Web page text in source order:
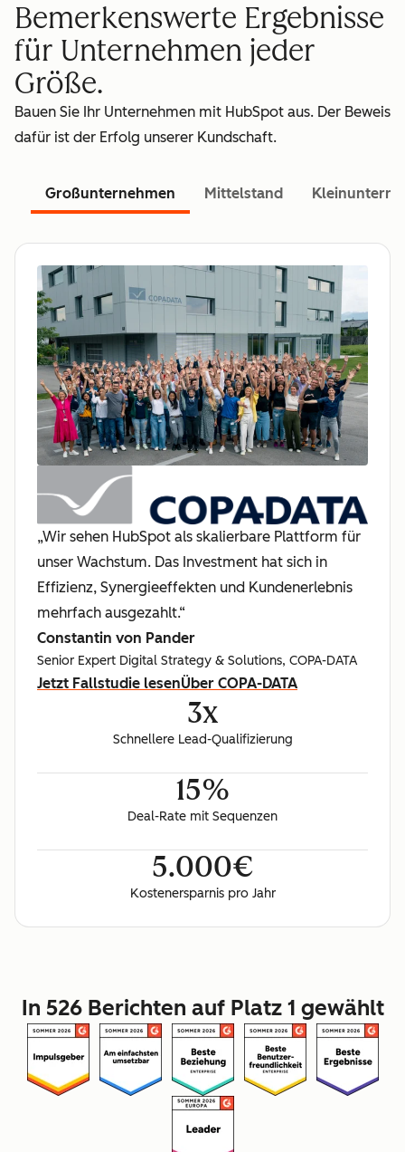
Bemerkenswerte Ergebnisse
für Unternehmen jeder
Größe.
Bauen Sie Ihr Unternehmen mit HubSpot aus. Der Beweis
dafür ist der Erfolg unserer Kundschaft.
Großunternehmen Mittelstand
„Wir sehen HubSpot als skalierbare Plattform für
unser Wachstum. Das Investment hat sich in
Effizienz, Synergieeffekten und Kundenerlebnis
mehrfach ausgezahlt.“
Constantin von Pander
Senior Expert Digital Strategy & Solutions, COPA-DATA
Jetzt Fallstudie lesenÜber COPA-DATA
3x
Schnellere Lead-Qualifizierung
15%
Deal-Rate mit Sequenzen
5.000€
Kostenersparnis pro Jahr
In 526 Berichten auf Platz 1 gewählt